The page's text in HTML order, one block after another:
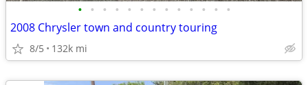
• • • • • • • • • • • • •
2008 Chrysler town and country touring
8/5 132k mi